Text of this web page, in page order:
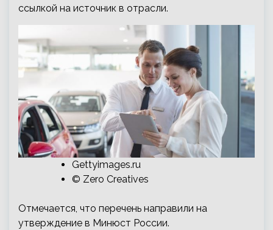
ссылкой на источник в отрасли.
Gettyimages.ru
© Zero Creatives
Отмечается, что перечень направили на
утверждение в Минюст России.